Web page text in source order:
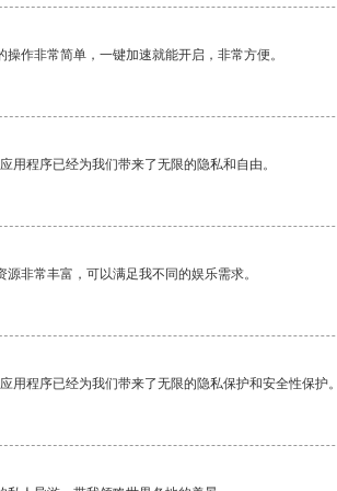
操作非常简单，一键加速就能开启，非常方便。
用程序已经为我们带来了无限的隐私和自由。
源非常丰富，可以满足我不同的娱乐需求。
用程序已经为我们带来了无限的隐私保护和安全性保护